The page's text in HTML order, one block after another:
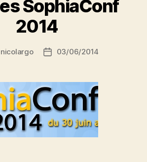
SophiaConf
2014
nicolargo
Date03/06/2014